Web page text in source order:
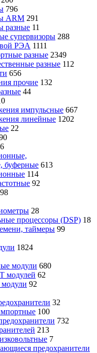
796
ARM 291
разные 11
супервизоры 288
РЭА 1111
разные 2349
разные 112
656
прочие 132
44
импульсные 667
линейные 1202
22
буферные 613
114
92
98
28
процессоры (DSP) 18
таймеры 99
1824
модули 680
модулей 62
92
32
100
732
213
7
предохранители